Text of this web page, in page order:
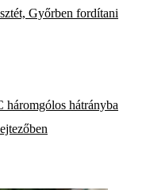
Győrben fordítani
hátrányba